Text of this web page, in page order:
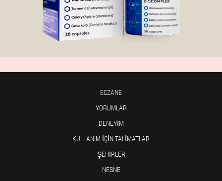
ECZANE
YORUMLAR
DENEYIM
KULLANIM IÇIN TALIMATLAR
ŞEHIRLER
NESNE